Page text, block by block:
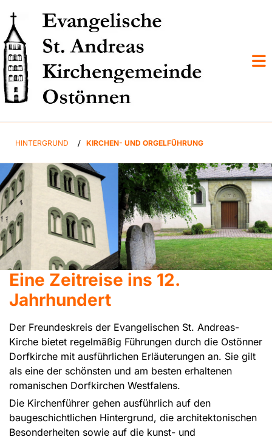
HINTERGRUND / KIRCHEN- UND ORGELFÜHRUNG
Eine Zeitreise ins 12.
Jahrhundert
Der Freundeskreis der Evangelischen St. Andreas-
Kirche bietet regelmäßig Führungen durch die Ostönner
Dorfkirche mit ausführlichen Erläuterungen an. Sie gilt
als eine der schönsten und am besten erhaltenen
romanischen Dorfkirchen Westfalens.
Die Kirchenführer gehen ausführlich auf den
baugeschichtlichen Hintergrund, die architektonischen
Besonderheiten sowie auf die kunst- und